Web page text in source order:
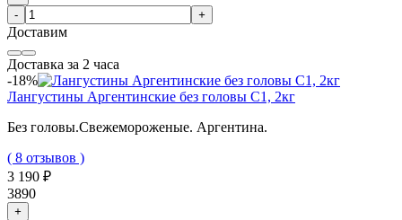
-
+
Доставим
Доставка за 2 часа
-18%
Лангустины Аргентинские без головы C1, 2кг
Без головы.Свежемороженые. Аргентина.
( 8 отзывов )
3 190 ₽
3890
+